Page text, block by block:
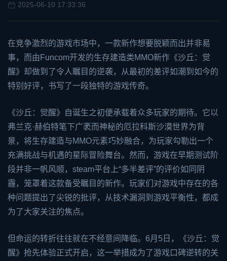
2025-06-10 17:33:36
在竞争激烈的游戏市场中，一款新作想要脱颖而出并非易
事，而由Funcom开发的生存建造类MMO新作《沙丘：觉
醒》却做到了令人瞩目的逆袭，从最初的差评如潮到如今的
特别好评，书写了一段独特的游戏传奇。
《沙丘：觉醒》自诞生之初便承载着众多玩家的期待。它以
弗兰克·赫伯特笔下广袤而神秘的厄拉科斯沙漠世界为背
景，将生存建造与MMO元素巧妙融合，为玩家勾勒出一个
充满挑战与机遇的星际冒险舞台。然而，游戏在早期测试阶
段并非一帆风顺， steam平台上“多半差评”的评价如同阴
霾，笼罩着这款备受瞩目的新作。玩家们对游戏中存在的各
种问题提出了尖锐的批评，从技术漏洞到游戏平衡性，都成
为了大家关注的焦点。
但命运的转折往往就在不经意间降临。6月5日，《沙丘：觉
醒》抢先体验正式开启，这一举措成为了游戏口碑逆转的关